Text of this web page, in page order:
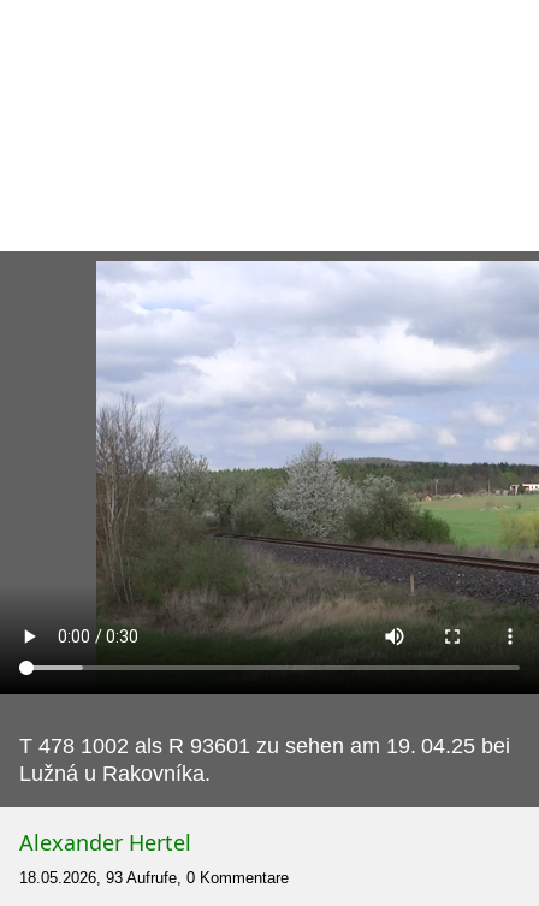
T 478 1002 als R 93601 zu sehen am 19. 04.25 bei
Lužná u Rakovníka.
Alexander Hertel
18.05.2026, 93 Aufrufe, 0 Kommentare